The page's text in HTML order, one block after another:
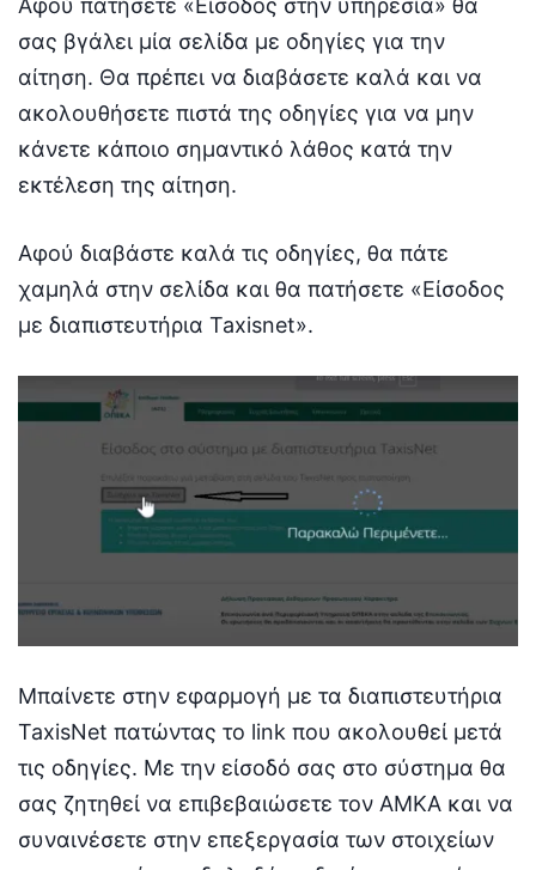
σας βγάλει μία σελίδα με οδηγίες για την
αίτηση. Θα πρέπει να διαβάσετε καλά και να
ακολουθήσετε πιστά της οδηγίες για να μην
κάνετε κάποιο σημαντικό λάθος κατά την
εκτέλεση της αίτηση.
Αφού διαβάστε καλά τις οδηγίες, θα πάτε
χαμηλά στην σελίδα και θα πατήσετε «Είσοδος
με διαπιστευτήρια Taxisnet».
Μπαίνετε στην εφαρμογή με τα διαπιστευτήρια
TaxisNet πατώντας το link που ακολουθεί μετά
τις οδηγίες. Με την είσοδό σας στο σύστημα θα
σας ζητηθεί να επιβεβαιώσετε τον ΑΜΚΑ και να
συναινέσετε στην επεξεργασία των στοιχείων